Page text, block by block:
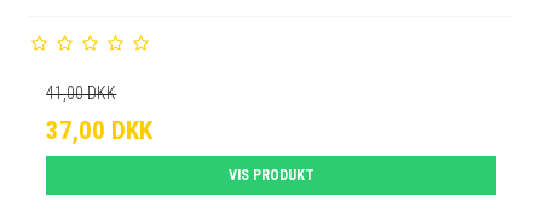
41,00 DKK
37,00 DKK
VIS PRODUKT